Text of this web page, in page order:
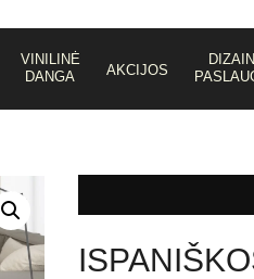
VINILINĖ
DANGA
AKCIJOS